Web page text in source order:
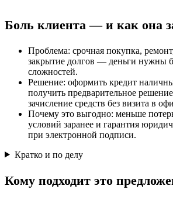
Боль клиента — и как она
Проблема: срочная покупка,
закрытие долгов — деньги нужны
сложностей.
Решение: оформить кредит
получить предварительное
зачисление средств без визита в
Почему это выгодно: меньше
условий заранее и гарантия
при электронной подписи.
Кратко и по делу
Кому подходит это